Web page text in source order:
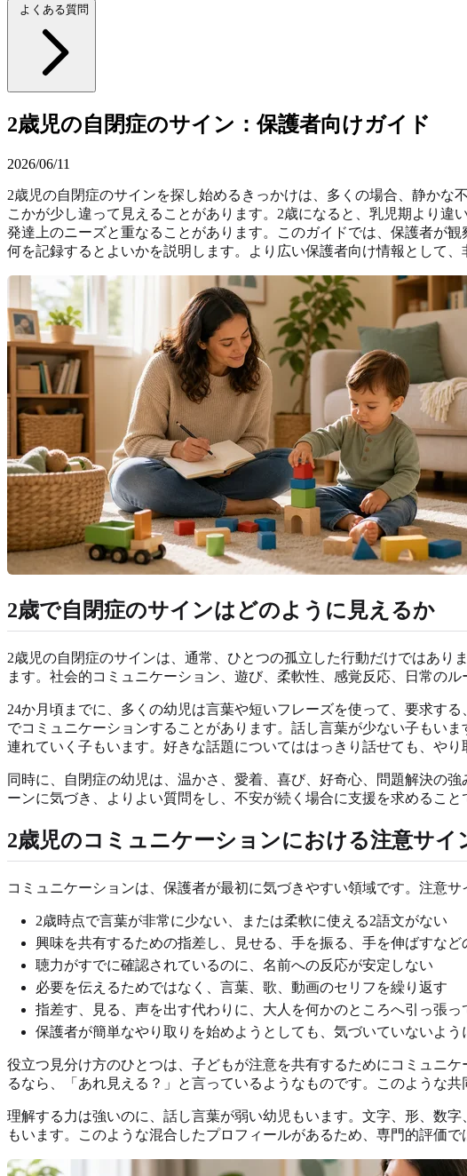
よくある質問
2歳児の自閉症のサイン：保護者向けガイド
2026/06/11
2歳児の自閉症のサインを探し始めるきっかけは、多くの場合、静か
こかが少し違って見えることがあります。2歳になると、乳児期より
発達上のニーズと重なることがあります。このガイドでは、保護者が
何を記録するとよいかを説明します。より広い保護者向け情報として
2歳で自閉症のサインはどのように見えるか
2歳児の自閉症のサインは、通常、ひとつの孤立した行動だけではあ
ます。社会的コミュニケーション、遊び、柔軟性、感覚反応、日常の
24か月頃までに、多くの幼児は言葉や短いフレーズを使って、要求す
でコミュニケーションすることがあります。話し言葉が少ない子もい
連れていく子もいます。好きな話題についてははっきり話せても、や
同時に、自閉症の幼児は、温かさ、愛着、喜び、好奇心、問題解決の
ーンに気づき、よりよい質問をし、不安が続く場合に支援を求めること
2歳児のコミュニケーションにおける注意サイ
コミュニケーションは、保護者が最初に気づきやすい領域です。注意サ
2歳時点で言葉が非常に少ない、または柔軟に使える2語文がない
興味を共有するための指差し、見せる、手を振る、手を伸ばすな
聴力がすでに確認されているのに、名前への反応が安定しない
必要を伝えるためではなく、言葉、歌、動画のセリフを繰り返す
指差す、見る、声を出す代わりに、大人を何かのところへ引っ張っ
保護者が簡単なやり取りを始めようとしても、気づいていないよう
役立つ見分け方のひとつは、子どもが注意を共有するためにコミュニ
るなら、「あれ見える？」と言っているようなものです。このような
理解する力は強いのに、話し言葉が弱い幼児もいます。文字、形、数
もいます。このような混合したプロフィールがあるため、専門的評価